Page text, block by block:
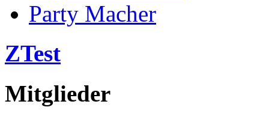
Party Macher
ZTest
Mitglieder